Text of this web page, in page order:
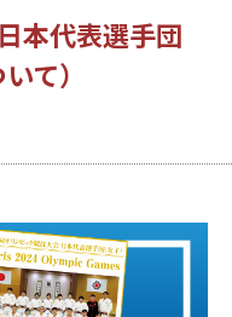
本代表選手団
て）